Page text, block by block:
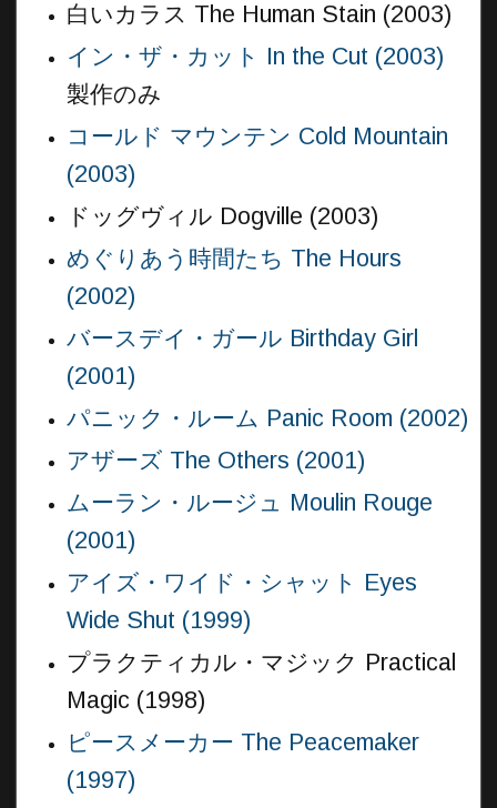
白いカラス The Human Stain (2003)
イン・ザ・カット In the Cut (2003)
製作のみ
コールド マウンテン Cold Mountain
(2003)
ドッグヴィル Dogville (2003)
めぐりあう時間たち The Hours
(2002)
バースデイ・ガール Birthday Girl
(2001)
パニック・ルーム Panic Room (2002)
アザーズ The Others (2001)
ムーラン・ルージュ Moulin Rouge
(2001)
アイズ・ワイド・シャット Eyes
Wide Shut (1999)
プラクティカル・マジック Practical
Magic (1998)
ピースメーカー The Peacemaker
(1997)